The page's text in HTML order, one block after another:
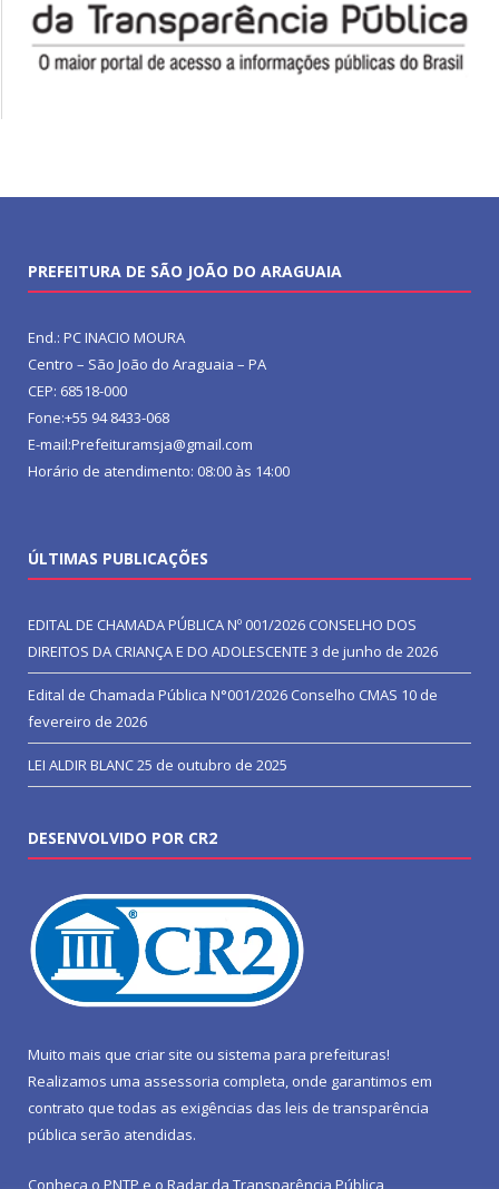
PREFEITURA DE SÃO JOÃO DO ARAGUAIA
End.: PC INACIO MOURA
Centro – São João do Araguaia – PA
CEP: 68518-000
Fone:+55 94 8433-068
E-mail:Prefeituramsja@gmail.com
Horário de atendimento: 08:00 às 14:00
ÚLTIMAS PUBLICAÇÕES
EDITAL DE CHAMADA PÚBLICA Nº 001/2026 CONSELHO DOS
DIREITOS DA CRIANÇA E DO ADOLESCENTE 3 de junho de 2026
Edital de Chamada Pública N°001/2026 Conselho CMAS 10 de
fevereiro de 2026
LEI ALDIR BLANC25 de outubro de 2025
DESENVOLVIDO POR CR2
Muito mais que criar site ou sistema para prefeituras!
Realizamos uma assessoria completa, onde garantimos em
contrato que todas as exigências das leis de transparência
pública serão atendidas.
Conheça o PNTP e o Radar da Transparência Pública